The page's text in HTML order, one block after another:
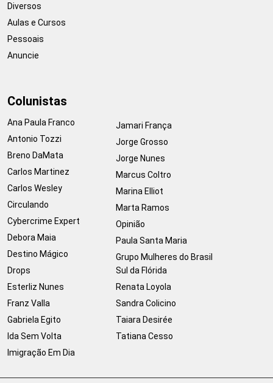
Diversos
Aulas e Cursos
Pessoais
Anuncie
Colunistas
Ana Paula Franco
Antonio Tozzi
Breno DaMata
Carlos Martinez
Carlos Wesley
Circulando
Cybercrime Expert
Debora Maia
Destino Mágico
Drops
Esterliz Nunes
Franz Valla
Gabriela Egito
Ida Sem Volta
Imigração Em Dia
Jamari França
Jorge Grosso
Jorge Nunes
Marcus Coltro
Marina Elliot
Marta Ramos
Opinião
Paula Santa Maria
Grupo Mulheres do Brasil
Sul da Flórida
Renata Loyola
Sandra Colicino
Taiara Desirée
Tatiana Cesso